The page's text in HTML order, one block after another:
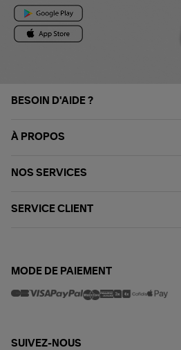
BESOIN D'AIDE ?
À PROPOS
NOS SERVICES
SERVICE CLIENT
MODE DE PAIEMENT
SUIVEZ-NOUS